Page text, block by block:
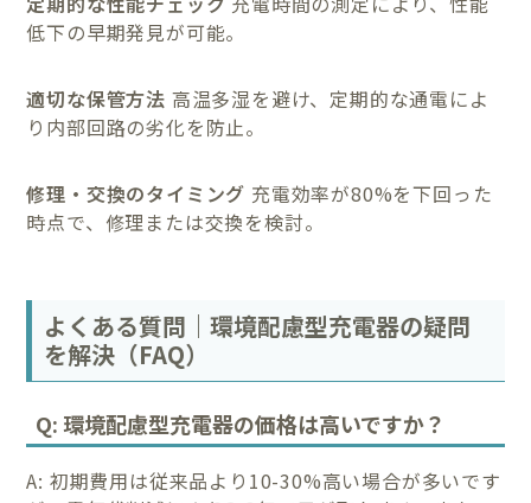
低下の早期発見が可能。
適切な保管方法 高温多湿を避け、定期的な通電によ
り内部回路の劣化を防止。
修理・交換のタイミング 充電効率が80%を下回った
時点で、修理または交換を検討。
よくある質問｜環境配慮型充電器の疑問
を解決（FAQ）
Q: 環境配慮型充電器の価格は高いですか？
A: 初期費用は従来品より10-30%高い場合が多いです